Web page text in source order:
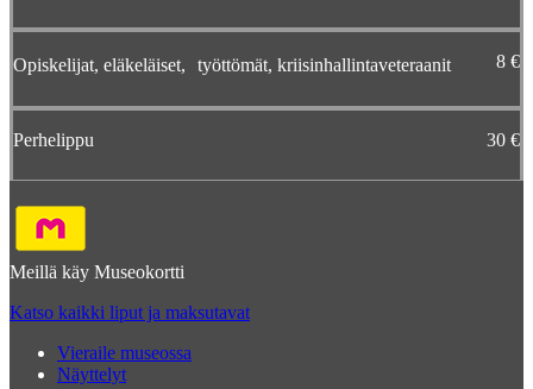
Opiskelijat, eläkeläiset, työttömät, kriisinhallintaveteraanit 8 €
Perhelippu 30 €
Meillä käy Museokortti
Katso kaikki liput ja maksutavat
Vieraile museossa
Näyttelyt